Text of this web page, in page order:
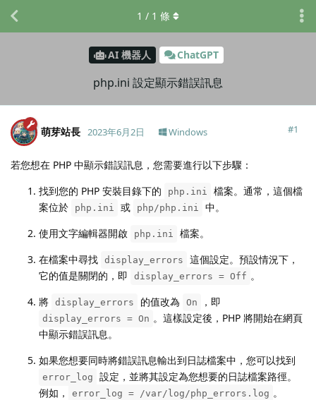
AI 機器人 ChatGPT
php.ini 設定顯示錯誤訊息
1 / 1 條
萌芽站長 2023年6月2日 #1
Windows
若您想在 PHP 中顯示錯誤訊息，您需要進行以下步驟：
找到您的 PHP 安裝目錄下的
php.ini
檔案。通常，這個檔
案位於
php.ini 或 php/php.ini
中。
使用文字編輯器開啟
php.ini
檔案。
在檔案中尋找 display_errors
這個設定。預設情況下，
它的值是關閉的，即
display_errors = Off 。
將 display_errors 的值改為 On ，即
display_errors = On 。這樣設定後，PHP 將開始在網頁
中顯示錯誤訊息。
如果您想要同時將錯誤訊息輸出到日誌檔案中，您可以找到
error_log
設定，並將其設定為您想要的日誌檔案路徑。
例如，
error_log = /var/log/php_errors.log 。